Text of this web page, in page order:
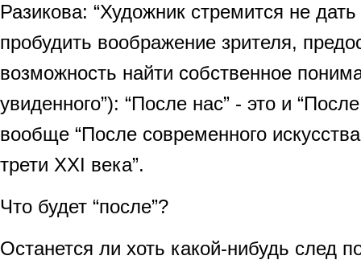
Разикова: “Художник стремится не дать
пробудить воображение зрителя,
возможность найти собственное
увиденного”): “После нас” - это и
вообще “После современного
трети ХХI века”.
Что будет “после”?
Останется ли хоть какой-нибудь след